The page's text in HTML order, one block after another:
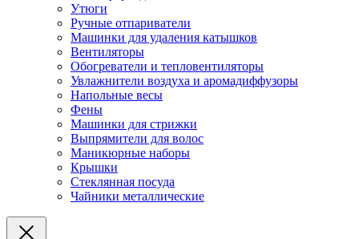
Утюги
Ручные отпариватели
Машинки для удаления катышков
Вентиляторы
Обогреватели и тепловентиляторы
Увлажнители воздуха и аромадиффузоры
Напольные весы
Фены
Машинки для стрижки
Выпрямители для волос
Маникюрные наборы
Крышки
Стеклянная посуда
Чайники металлические